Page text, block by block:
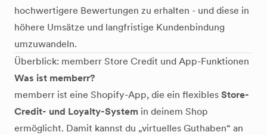
hochwertigere Bewertungen zu erhalten - und diese in
höhere Umsätze und langfristige Kundenbindung
umzuwandeln.
Überblick: memberr Store Credit und App-Funktionen
Was ist memberr?
memberr ist eine Shopify-App, die ein flexibles Store-
Credit- und Loyalty-System in deinem Shop
ermöglicht. Damit kannst du „virtuelles Guthaben“ an